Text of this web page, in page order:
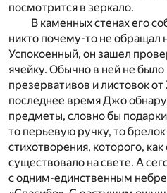
посмотрится в зеркало.
В каменных стенах его
никто почему-то не обращал
Успокоенный, он зашел
ячейку. Обычно в ней не
презервативов и листовок
последнее время Джо
предметы, словно бы
то перьевую ручку, то
стихотворения, которого,
существовало на свете. А
с одним-единственным